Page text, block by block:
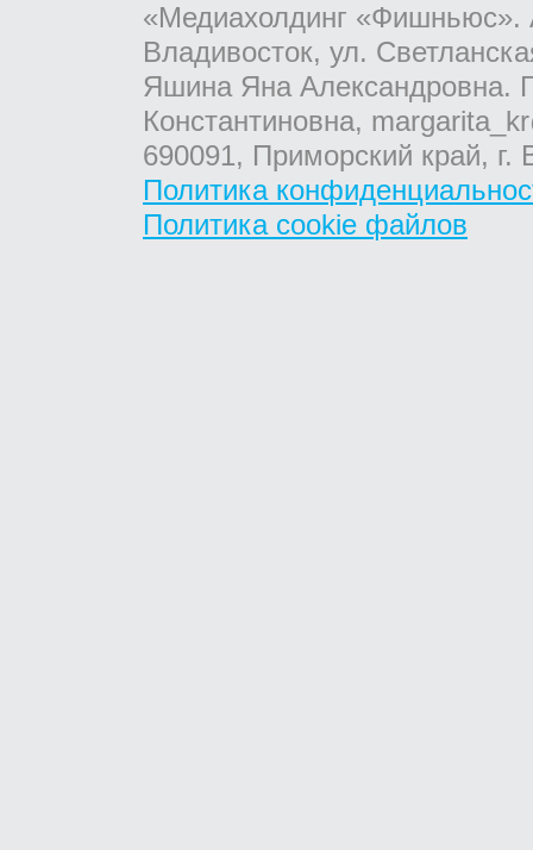
«Медиахолдинг «Фишньюс».
Владивосток, ул.
Яшина Яна Александровна.
Константиновна,
690091, Приморский край,
Политика
Политика cookie файлов